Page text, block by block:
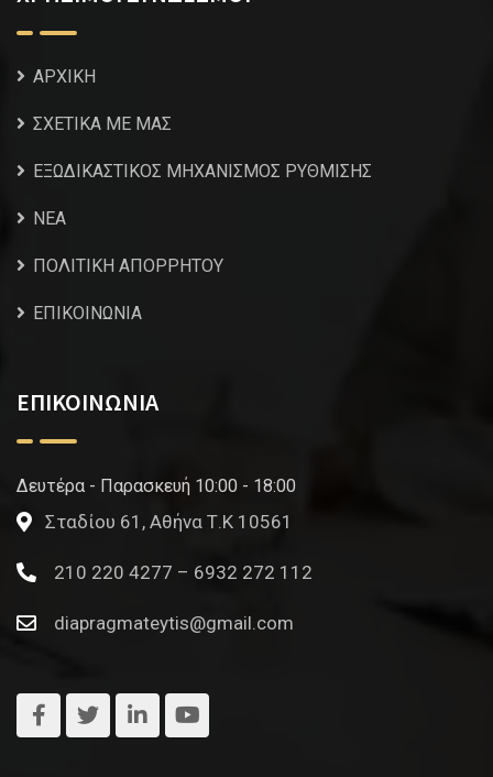
ΑΡΧΙΚΗ
ΣΧΕΤΙΚΑ ΜΕ ΜΑΣ
ΕΞΩΔΙΚΑΣΤΙΚΟΣ ΜΗΧΑΝΙΣΜΟΣ ΡΥΘΜΙΣΗΣ
NEA
ΠΟΛΙΤΙΚΗ ΑΠΟΡΡΗΤΟΥ
ΕΠΙΚΟΙΝΩΝΙΑ
ΕΠΙΚΟΙΝΩΝΙΑ
Δευτέρα - Παρασκευή 10:00 - 18:00
Σταδίου 61, Αθήνα Τ.Κ 10561
210 220 4277 – 6932 272 112
diapragmateytis@gmail.com